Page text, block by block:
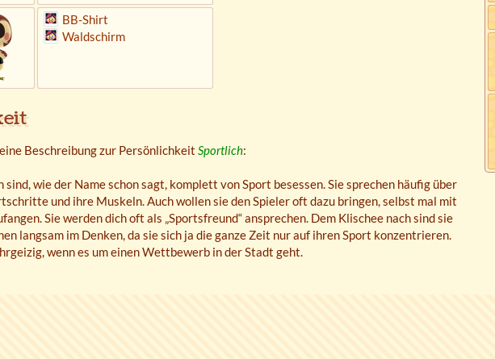
BB-Shirt
Waldschirm
Beschreibung zur Persönlichkeit Sportlich:
wie der Name schon sagt, komplett von Sport besessen. Sie sprechen häufig über
und ihre Muskeln. Auch wollen sie den Spieler oft dazu bringen, selbst mal mit
Sie werden dich oft als „Sportsfreund“ ansprechen. Dem Klischee nach sind sie
langsam im Denken, da sie sich ja die ganze Zeit nur auf ihren Sport konzentrieren.
wenn es um einen Wettbewerb in der Stadt geht.